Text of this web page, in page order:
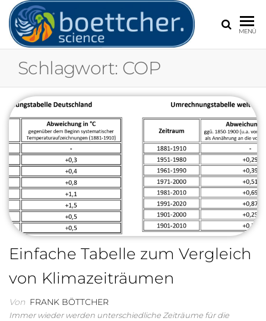
Frank
Klimawandel
MENÜ
Schlagwort: COP
Einfache Tabelle zum Vergleich
von Klimazeiträumen
Von FRANK BÖTTCHER
Immer wieder werden unterschiedliche Zeiträume für die